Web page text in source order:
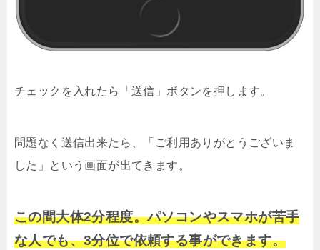
チェックを入れたら「送信」ボタンを押します。
問題なく送信出来たら、「ご利用ありがとうございま
した」という画面が出てきます。
この間大体2分程度。パソコンやスマホが苦手
な人でも、3分位で依頼する事ができます。